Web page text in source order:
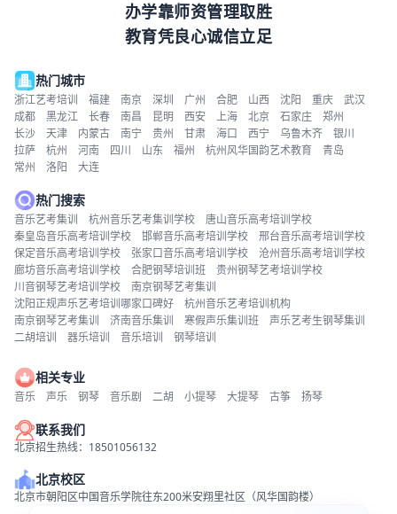
办学靠师资管理取胜
教育凭良心诚信立足
热门城市
浙江艺考培训 福建 南京 深圳 广州 合肥 山西 沈阳 重庆
武汉
成都
黑龙江 长春 南昌 昆明 西安 上海 北京 石家庄
郑州
长沙
天津 内蒙古 南宁 贵州 甘肃 海口 西宁 乌鲁木齐
银川
拉萨
杭州 河南 四川 山东 福州 杭州风华国韵艺术教育
青岛
常州
洛阳 大连
热门搜索
音乐艺考集训 杭州音乐艺考集训学校
唐山音乐高考培训学校
秦皇岛音乐高考培训学校
邯郸音乐高考培训学校
邢台音乐高考培训学校
保定音乐高考培训学校
张家口音乐高考培训学校
沧州音乐高考培训学校
廊坊音乐高考培训学校
合肥钢琴培训班
贵州钢琴艺考培训学校
川音钢琴艺考培训学校
南京钢琴艺考集训
沈阳正规声乐艺考培训哪家口碑好
杭州音乐艺考培训机构
南京钢琴艺考集训
济南音乐集训 寒假声乐集训班
声乐艺考生钢琴集训
二胡培训
器乐培训 音乐培训 钢琴培训
相关专业
音乐 声乐 钢琴 音乐剧 二胡 小提琴 大提琴 古筝 扬琴
联系我们
北京招生热线：18501056132
北京校区
北京市朝阳区中国音乐学院往东200米安翔里社区（风华国韵楼）